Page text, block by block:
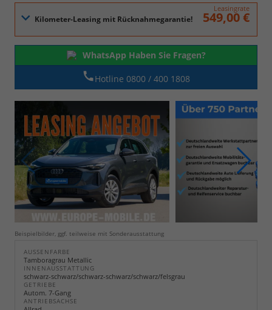
Leasingrate
549,00 €
WhatsApp Haben Sie Fragen?
Hotline 0800 / 400 1808
Beispielbilder, ggf. teilweise mit Sonderausstattung
AUSSENFARBE
Tamboragrau Metallic
INNENAUSSTATTUNG
schwarz-schwarz/schwarz-schwarz/schwarz/felsgrau
GETRIEBE
Autom. 7-Gang
ANTRIEBSACHSE